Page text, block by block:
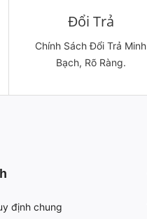
Đổi Trả
Chính Sách Đổi Trả Minh
Bạch, Rõ Ràng.
định chung